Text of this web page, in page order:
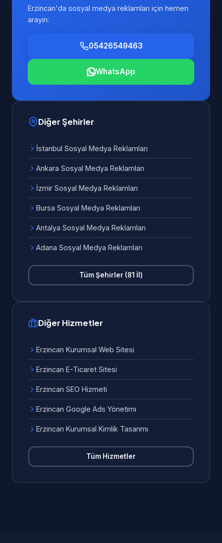
Erzincan'da sosyal medya reklamları için hemen
arayın:
05426549463
WhatsApp
Diğer Şehirler
İstanbul Sosyal Medya Reklamları
Ankara Sosyal Medya Reklamları
İzmir Sosyal Medya Reklamları
Bursa Sosyal Medya Reklamları
Antalya Sosyal Medya Reklamları
Adana Sosyal Medya Reklamları
Tüm Şehirler (81 İl)
Diğer Hizmetler
Erzincan Kurumsal Web Sitesi
Erzincan E-Ticaret Sitesi
Erzincan SEO Hizmeti
Erzincan Google Ads Yönetimi
Erzincan Kurumsal Kimlik Tasarımı
Tüm Hizmetler